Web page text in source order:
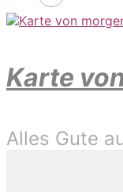
Karte
Alles Gute